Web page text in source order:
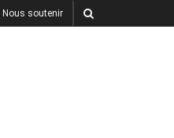
Nous soutenir